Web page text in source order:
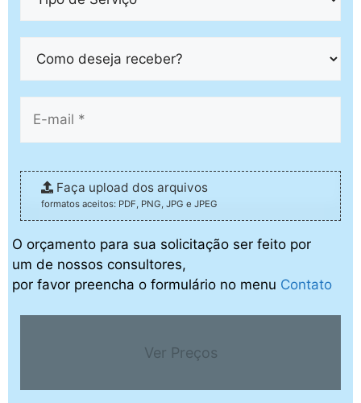
Faça upload dos arquivos
formatos aceitos: PDF, PNG, JPG e JPEG
O orçamento para sua solicitação ser feito por
um de nossos consultores,
por favor preencha o formulário no menu Contato
Ver Preços